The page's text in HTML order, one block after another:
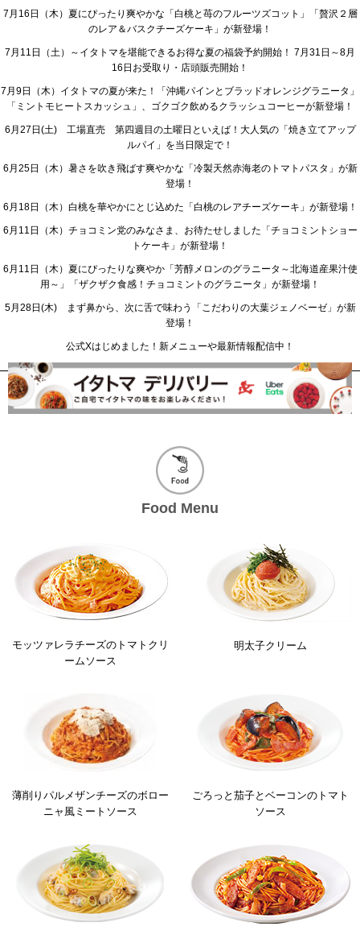
7月16日（木）夏にぴったり爽やかな「白桃と苺のフルーツズコット」「贅沢２層
のレア＆バスクチーズケーキ」が新登場！
7月11日（土）～イタトマを堪能できるお得な夏の福袋予約開始！ 7月31日～8月
16日お受取り・店頭販売開始！
7月9日（木）イタトマの夏が来た！「沖縄パインとブラッドオレンジグラニータ」
「ミントモヒートスカッシュ」、ゴクゴク飲めるクラッシュコーヒーが新登場！
6月27日(土) 工場直売 第四週目の土曜日といえば！大人気の「焼き立てアップ
ルパイ」を当日限定で！
6月25日（木）暑さを吹き飛ばす爽やかな「冷製天然赤海老のトマトパスタ」が新
登場！
6月18日（木）白桃を華やかにとじ込めた「白桃のレアチーズケーキ」が新登場！
6月11日（木）チョコミン党のみなさま、お待たせしました「チョコミントショー
トケーキ」が新登場！
6月11日（木）夏にぴったりな爽やか「芳醇メロンのグラニータ～北海道産果汁使
用～」「ザクザク食感！チョコミントのグラニータ」が新登場！
5月28日(木) まず鼻から、次に舌で味わう「こだわりの大葉ジェノベーゼ」が新
登場！
公式Xはじめました！新メニューや最新情報配信中！
Food Menu
モッツァレラチーズのトマトクリ
ームソース
明太子クリーム
薄削りパルメザンチーズのボロー
ニャ風ミートソース
ごろっと茄子とベーコンのトマト
ソース